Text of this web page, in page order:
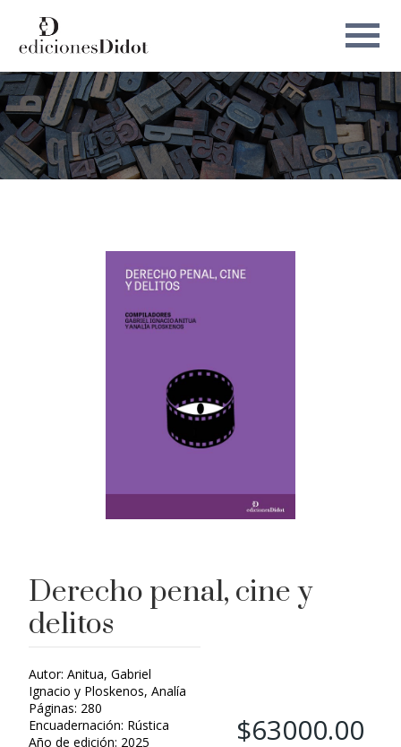
Derecho penal, cine y
delitos
Autor: Anitua, Gabriel
Ignacio y Ploskenos, Analía
Páginas: 280
Encuadernación: Rústica
Año de edición: 2025
$63000.00